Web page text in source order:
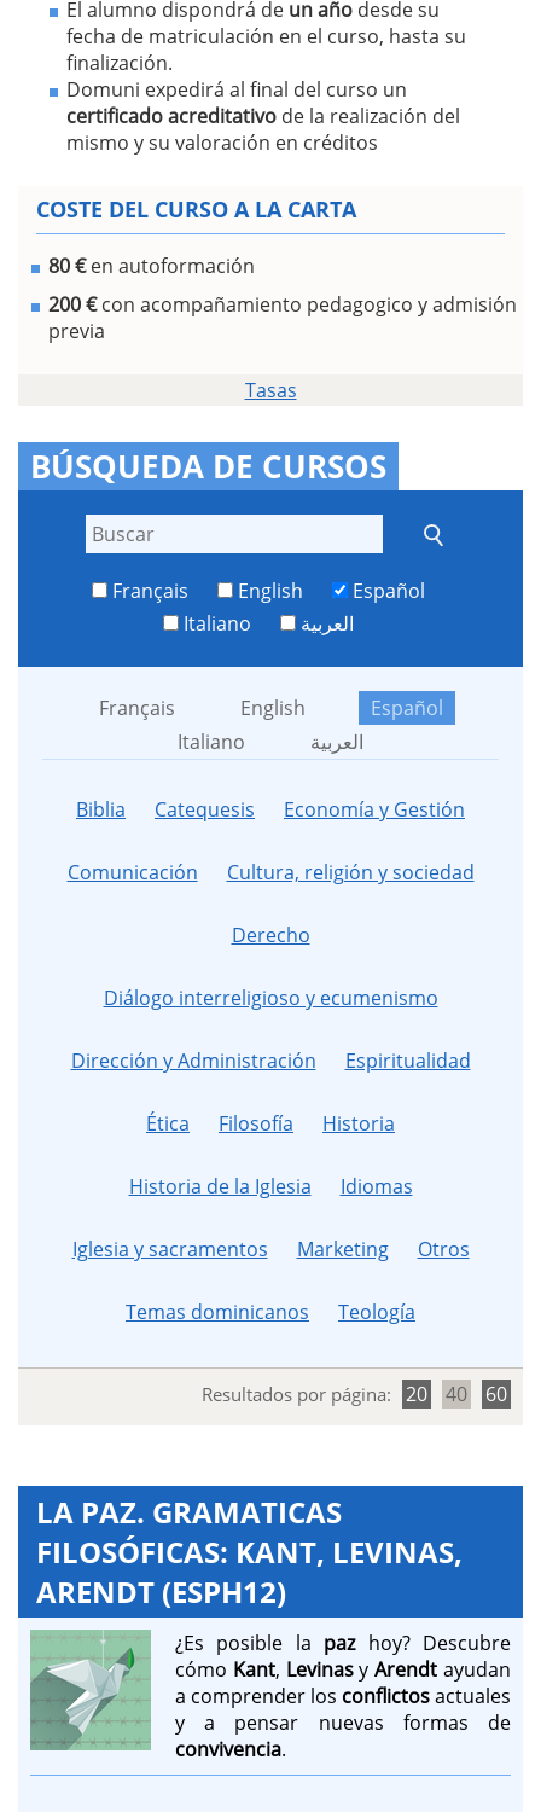
El alumno dispondrá de un año desde su
fecha de matriculación en el curso, hasta su
finalización.
Domuni expedirá al final del curso un
certificado acreditativo de la realización del
mismo y su valoración en créditos
COSTE DEL CURSO A LA CARTA
80 €en autoformación
200 €con acompañamiento pedagogico y admisión
previa
Tasas
BÚSQUEDA DE CURSOS
Français English
Español
Italiano
العربية
Français English
Español
Italiano
العربية
Biblia Catequesis Economía y Gestión
Comunicación Cultura, religión y sociedad
Derecho
Diálogo interreligioso y ecumenismo
Dirección y Administración Espiritualidad
Ética Filosofía Historia
Historia de la Iglesia Idiomas
Iglesia y sacramentos Marketing Otros
Temas dominicanos Teología
Resultados por página: 20 40 60
LA PAZ. GRAMATICAS
FILOSÓFICAS: KANT, LEVINAS,
ARENDT (ESPH12)
¿Es posible la pazhoy? Descubre
cómo Kant, LevinasyArendt ayudan
a comprender los conflictosactuales
y a pensar nuevas formas de
convivencia.